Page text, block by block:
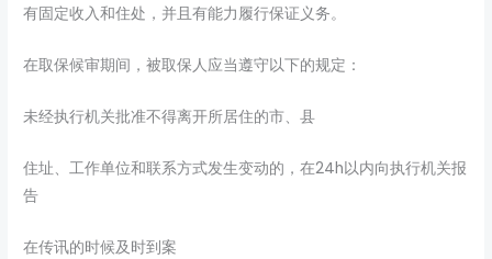
有固定收入和住处，并且有能力履行保证义务。
在取保候审期间，被取保人应当遵守以下的规定：
未经执行机关批准不得离开所居住的市、县
住址、工作单位和联系方式发生变动的，在24h以内向执行机关报
告
在传讯的时候及时到案